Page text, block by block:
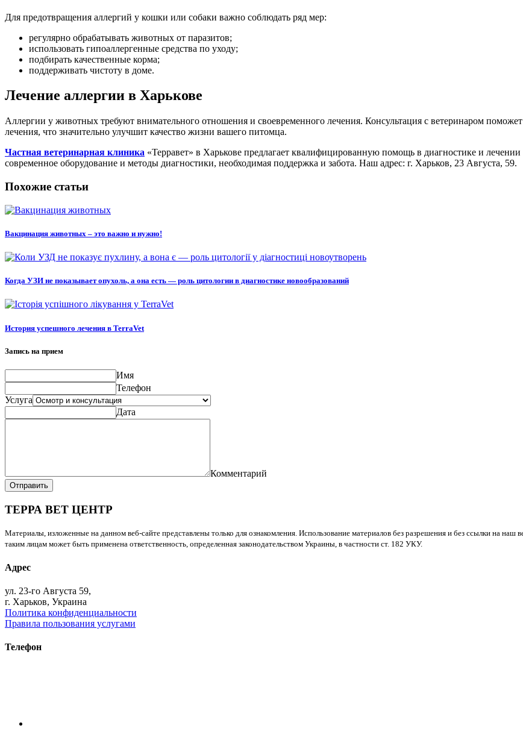
Для предотвращения аллергий у кошки или собаки важно соблюдать ряд мер:
регулярно обрабатывать животных от паразитов;
использовать гипоаллергенные средства по уходу;
подбирать качественные корма;
поддерживать чистоту в доме.
Лечение аллергии в Харькове
Аллергии у животных требуют внимательного отношения и своевременного лечения. Консультация с ветеринаром
лечения, что значительно улучшит качество жизни вашего питомца.
Частная ветеринарная клиника «Терравет» в Харькове предлагает квалифицированную помощь в диагностике и
современное оборудование и методы диагностики, необходимая поддержка и забота. Наш адрес: г. Харьков, 23 Августа, 59.
Похожие статьи
Вакцинация животных – это важно и нужно!
Когда УЗИ не показывает опухоль, а она есть — роль цитологии в диагностике новообразований
История успешного лечения в TerraVet
Запись на прием
Имя
Телефон
Услуга
Дата
Комментарий
Отправить
ТЕРРА ВЕТ ЦЕНТР
Материалы, изложенные на данном веб-сайте представлены только для ознакомления. Использование материалов без разрешения и без ссылки на
таким лицам может быть применена ответственность, определенная законодательством Украины, в частности ст. 182 УКУ.
Адрес
ул. 23-го Августа 59,
г. Харьков, Украина
Политика конфиденциальности
Правила пользования услугами
Телефон